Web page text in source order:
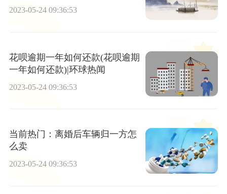
2023-05-24 09:36:53
花呗逾期一年如何还款(花呗逾期
一年如何还款)|环球热闻
2023-05-24 09:36:53
当前热门：离婚后车辆归一方怎
么卖
2023-05-24 09:36:53